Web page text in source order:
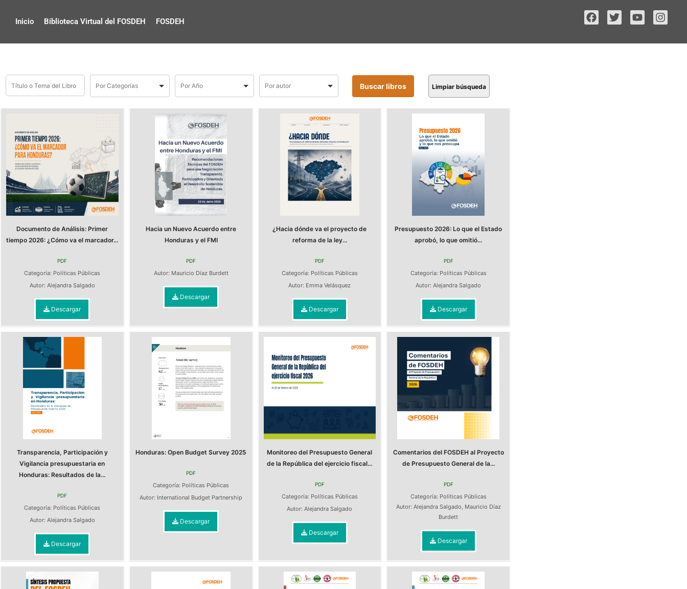
Inicio Biblioteca Virtual del FOSDEH FOSDEH
Limpiar búsqueda
Documento de Análisis: Primer
tiempo 2026: ¿Cómo va el marcador...
PDF
Categoría: Políticas Públicas
Autor: Alejandra Salgado
Descargar
Hacia un Nuevo Acuerdo entre
Honduras y el FMI
PDF
Autor: Mauricio Díaz Burdett
Descargar
¿Hacia dónde va el proyecto de
reforma de la ley...
PDF
Categoría: Políticas Públicas
Autor: Emma Velásquez
Descargar
Presupuesto 2026: Lo que el Estado
aprobó, lo que omitió...
PDF
Categoría: Políticas Públicas
Autor:Alejandra Salgado
Descargar
Transparencia, Participación y
Vigilancia presupuestaria en
Honduras: Resultados de la...
PDF
Categoría: Políticas Públicas
Autor: Alejandra Salgado
Descargar
Honduras: Open Budget Survey 2025
PDF
Categoría: Políticas Públicas
Autor: International Budget Partnership
Descargar
Monitoreo del Presupuesto General
de la República del ejercicio fiscal...
PDF
Categoría: Políticas Públicas
Autor:Alejandra Salgado
Descargar
Comentarios del FOSDEH al Proyecto
de Presupuesto General de la...
PDF
Categoría: Políticas Públicas
Autor: Alejandra Salgado, Mauricio Díaz
Burdett
Descargar